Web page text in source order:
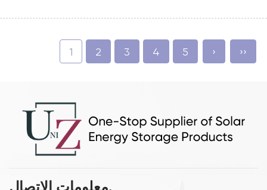
1 2 3 4 5 › ››